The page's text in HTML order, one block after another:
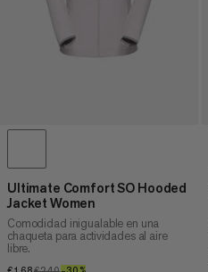
Ultimate Comfort SO Hooded
Jacket Women
Comodidad inigualable en una
chaqueta para actividades al aire
libre.